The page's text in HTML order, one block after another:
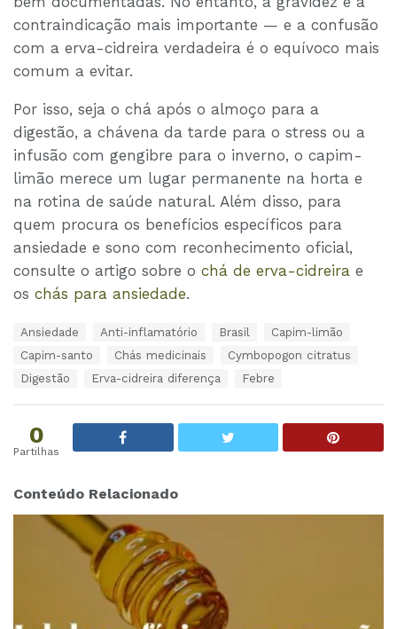
contraindicação mais importante — e a confusão
com a erva-cidreira verdadeira é o equívoco mais
comum a evitar.
Por isso, seja o chá após o almoço para a
digestão, a chávena da tarde para o stress ou a
infusão com gengibre para o inverno, o capim-
limão merece um lugar permanente na horta e
na rotina de saúde natural. Além disso, para
quem procura os benefícios específicos para
ansiedade e sono com reconhecimento oficial,
consulte o artigo sobre o chá de erva-cidreira e
os chás para ansiedade.
Ansiedade Anti-inflamatório Brasil
Capim-limão
Capim-santo
Chás medicinais
Cymbopogon citratus
Digestão
Erva-cidreira diferença Febre
0
Partilhas
Conteúdo Relacionado